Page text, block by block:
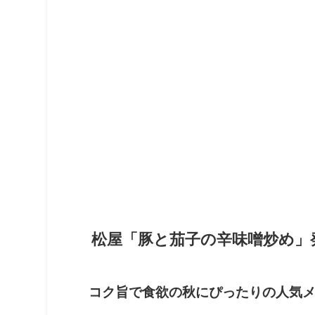
松屋 「豚と茄子の辛味噌炒め」
コク旨で食欲の秋にぴったりの人気